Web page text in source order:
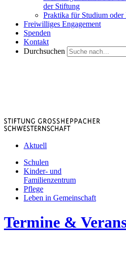
der Stiftung
Praktika für Studium oder
Freiwilliges Engagement
Spenden
Kontakt
Durchsuchen
Aktuell
Schulen
Kinder- und
Familienzentrum
Pflege
Leben in Gemeinschaft
Termine &